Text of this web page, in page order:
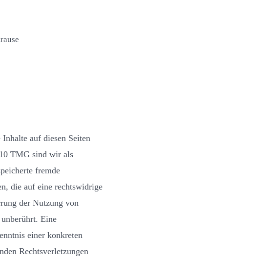
auf diesen Seiten
TMG sind wir als
fremde
die auf eine rechtswidrige
der Nutzung von
Eine
einer konkreten
Rechtsverletzungen